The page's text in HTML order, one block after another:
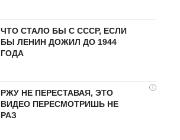
ЧТО СТАЛО БЫ С СССР, ЕСЛИ
БЫ ЛЕНИН ДОЖИЛ ДО 1944
ГОДА
i
РЖУ НЕ ПЕРЕСТАВАЯ, ЭТО
ВИДЕО ПЕРЕСМОТРИШЬ НЕ
РАЗ